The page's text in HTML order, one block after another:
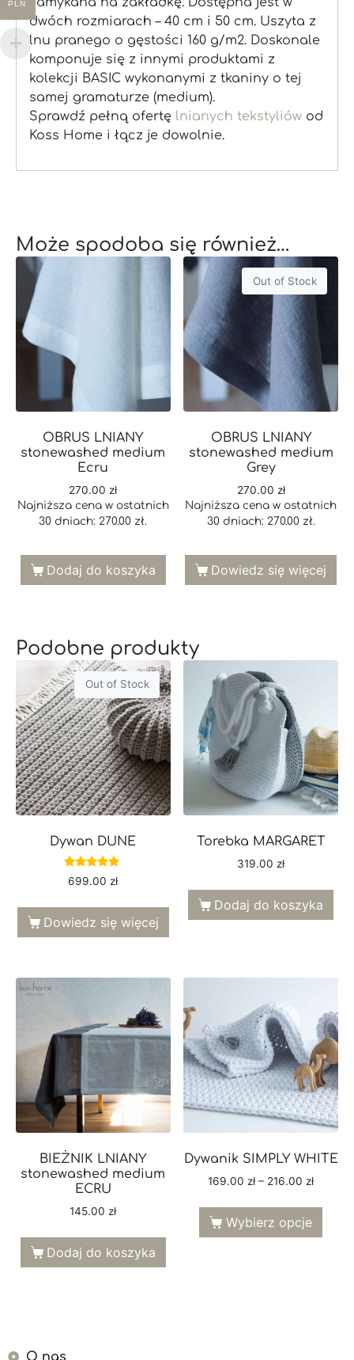
dwóch rozmiarach – 40 cm i 50 cm. Uszyta z
lnu pranego o gęstości 160 g/m2. Doskonale
komponuje się z innymi produktami z
kolekcji BASIC wykonanymi z tkaniny o tej
samej gramaturze (medium).
Sprawdź pełną ofertę lnianych tekstyliów od
Koss Home i łącz je dowolnie.
Może spodoba się również…
OBRUS LNIANY
stonewashed medium
Ecru
270.00 zł
Najniższa cena w ostatnich
30 dniach: 270.00 zł.
Dodaj do koszyka
Out of Stock
OBRUS LNIANY
stonewashed medium
Grey
270.00 zł
Najniższa cena w ostatnich
30 dniach: 270.00 zł.
Dowiedz się więcej
Podobne produkty
Out of Stock
Dywan DUNE
Oceniono
5.00
699.00 zł
Dowiedz się więcej
Torebka MARGARET
319.00 zł
Dodaj do koszyka
BIEŻNIK LNIANY
stonewashed medium
ECRU
145.00 zł
Dodaj do koszyka
Dywanik SIMPLY WHITE
169.00 zł – 216.00 zł
Wybierz opcje
O nas
PLN